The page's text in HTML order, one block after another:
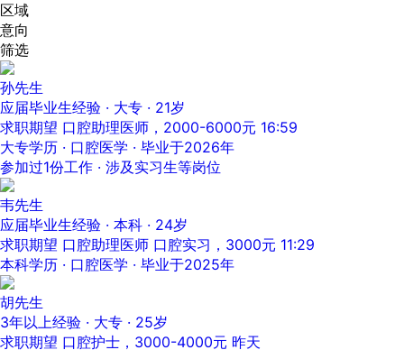
区域
意向
筛选
孙先生
应届毕业生经验 · 大专 · 21岁
求职期望 口腔助理医师，2000-6000元 16:59
大专学历 · 口腔医学 · 毕业于2026年
参加过1份工作 · 涉及实习生等岗位
韦先生
应届毕业生经验 · 本科 · 24岁
求职期望 口腔助理医师 口腔实习，3000元 11:29
本科学历 · 口腔医学 · 毕业于2025年
胡先生
3年以上经验 · 大专 · 25岁
求职期望 口腔护士，3000-4000元 昨天